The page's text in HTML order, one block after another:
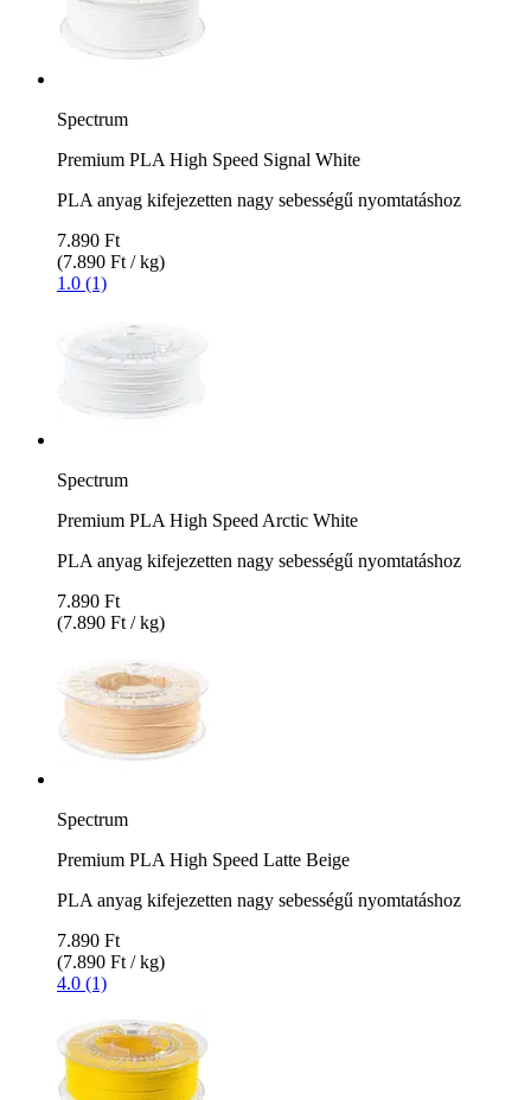
Spectrum
Premium PLA High Speed Signal White
PLA anyag kifejezetten nagy sebességű nyomtatáshoz
7.890 Ft
(7.890 Ft / kg)
1.0 (1)
Spectrum
Premium PLA High Speed Arctic White
PLA anyag kifejezetten nagy sebességű nyomtatáshoz
7.890 Ft
(7.890 Ft / kg)
Spectrum
Premium PLA High Speed Latte Beige
PLA anyag kifejezetten nagy sebességű nyomtatáshoz
7.890 Ft
(7.890 Ft / kg)
4.0 (1)